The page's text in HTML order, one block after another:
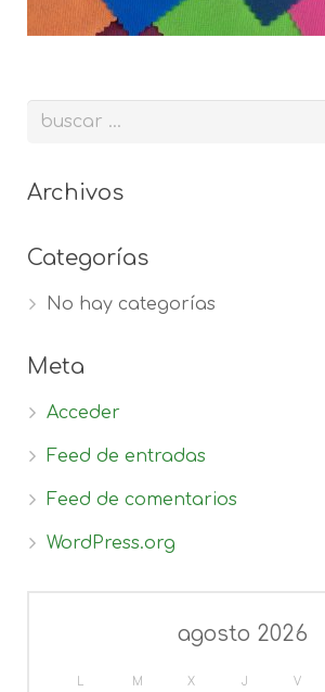
Archivos
Categorías
No hay categorías
Meta
Acceder
Feed de entradas
Feed de comentarios
WordPress.org
agosto 2026
M X J V